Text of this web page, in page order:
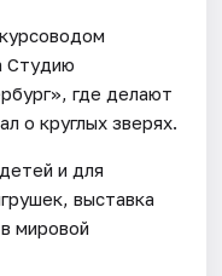
Студию
где делают
о круглых зверях.
и для
выставка
мировой